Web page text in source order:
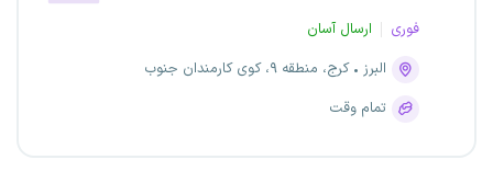
فوری
ارسال آسان
البرز
کرج، منطقه ۹، کوی کارمندان جنوب
تمام وقت